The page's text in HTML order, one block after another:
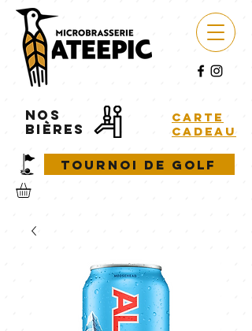
NOS
BIÈRES
carte
cadeau
Tournoi de golf